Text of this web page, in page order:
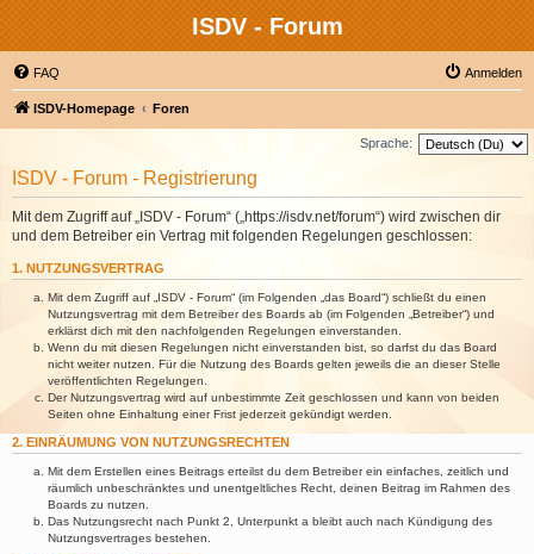
ISDV - Forum
FAQ Anmelden
ISDV-Homepage Foren
Sprache:
ISDV - Forum - Registrierung
Mit dem Zugriff auf „ISDV - Forum“ („https://isdv.net/forum“) wird zwischen dir
und dem Betreiber ein Vertrag mit folgenden Regelungen geschlossen:
1. NUTZUNGSVERTRAG
Mit dem Zugriff auf „ISDV - Forum“ (im Folgenden „das Board“) schließt du einen
Nutzungsvertrag mit dem Betreiber des Boards ab (im Folgenden „Betreiber“) und
erklärst dich mit den nachfolgenden Regelungen einverstanden.
Wenn du mit diesen Regelungen nicht einverstanden bist, so darfst du das Board
nicht weiter nutzen. Für die Nutzung des Boards gelten jeweils die an dieser Stelle
veröffentlichten Regelungen.
Der Nutzungsvertrag wird auf unbestimmte Zeit geschlossen und kann von beiden
Seiten ohne Einhaltung einer Frist jederzeit gekündigt werden.
2. EINRÄUMUNG VON NUTZUNGSRECHTEN
Mit dem Erstellen eines Beitrags erteilst du dem Betreiber ein einfaches, zeitlich und
räumlich unbeschränktes und unentgeltliches Recht, deinen Beitrag im Rahmen des
Boards zu nutzen.
Das Nutzungsrecht nach Punkt 2, Unterpunkt a bleibt auch nach Kündigung des
Nutzungsvertrages bestehen.